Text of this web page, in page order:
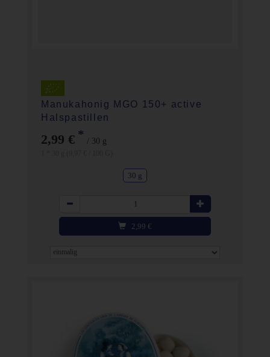
Manukahonig MGO 150+ active
Halspastillen
2,99 € * / 30 g
30 g
Anzahl
2,99 €